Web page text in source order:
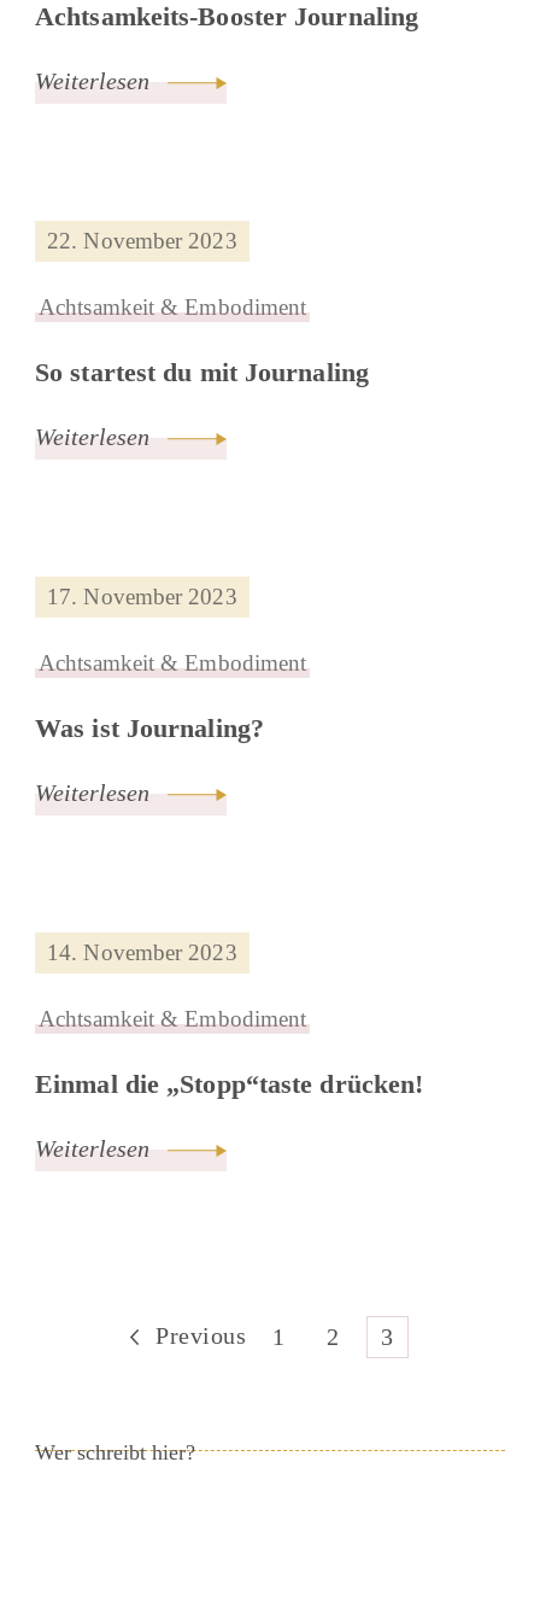
Achtsamkeits-Booster Journaling
Weiterlesen
22. November 2023
Achtsamkeit & Embodiment
So startest du mit Journaling
Weiterlesen
17. November 2023
Achtsamkeit & Embodiment
Was ist Journaling?
Weiterlesen
14. November 2023
Achtsamkeit & Embodiment
Einmal die „Stopp“taste drücken!
Weiterlesen
Previous 1 2 3
Wer schreibt hier?